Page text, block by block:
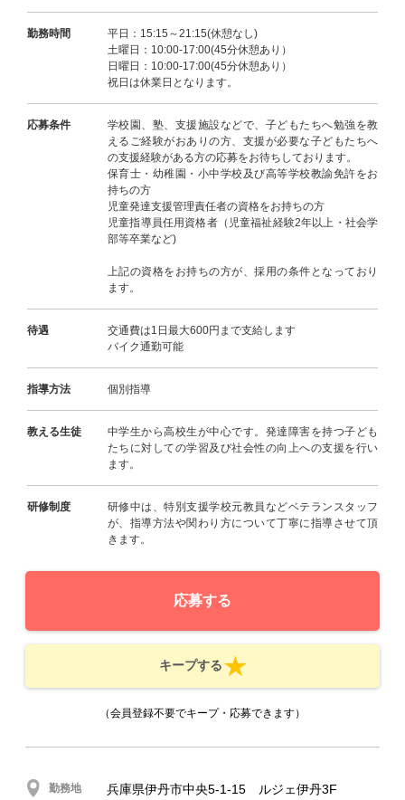
勤務時間
平日：15:15～21:15(休憩なし)
土曜日：10:00-17:00(45分休憩あり）
日曜日：10:00-17:00(45分休憩あり）
祝日は休業日となります。
応募条件
学校園、塾、支援施設などで、子どもたちへ勉強を教
えるご経験がおありの方、支援が必要な子どもたちへ
の支援経験がある方の応募をお待ちしております。
保育士・幼稚園・小中学校及び高等学校教諭免許をお
持ちの方
児童発達支援管理責任者の資格をお持ちの方
児童指導員任用資格者（児童福祉経験2年以上・社会学
部等卒業など)
上記の資格をお持ちの方が、採用の条件となっており
ます。
待遇
交通費は1日最大600円まで支給します
バイク通勤可能
指導方法 個別指導
教える生徒
中学生から高校生が中心です。発達障害を持つ子ども
たちに対しての学習及び社会性の向上への支援を行い
ます。
研修制度
研修中は、特別支援学校元教員などベテランスタッフ
が、指導方法や関わり方について丁寧に指導させて頂
きます。
応募する
キープする
（会員登録不要でキープ・応募できます）
勤務地 兵庫県伊丹市中央5-1-15 ルジェ伊丹3F